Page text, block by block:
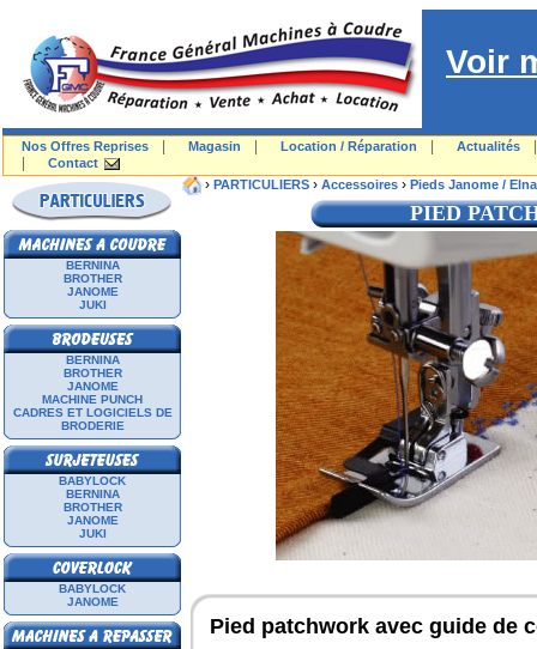
Voir
Nos Offres Reprises Magasin Location / Réparation Actualités
Contact
BERNINA
BROTHER
JANOME
JUKI
BERNINA
BROTHER
JANOME
MACHINE PUNCH
CADRES ET LOGICIELS DE
BRODERIE
BABYLOCK
BERNINA
BROTHER
JANOME
JUKI
BABYLOCK
JANOME
› PARTICULIERS › Accessoires › Pieds Janome / Elna
PIED
Pied patchwork avec guide de